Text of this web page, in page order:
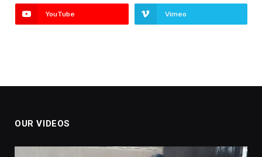
YouTube Vimeo
OUR VIDEOS